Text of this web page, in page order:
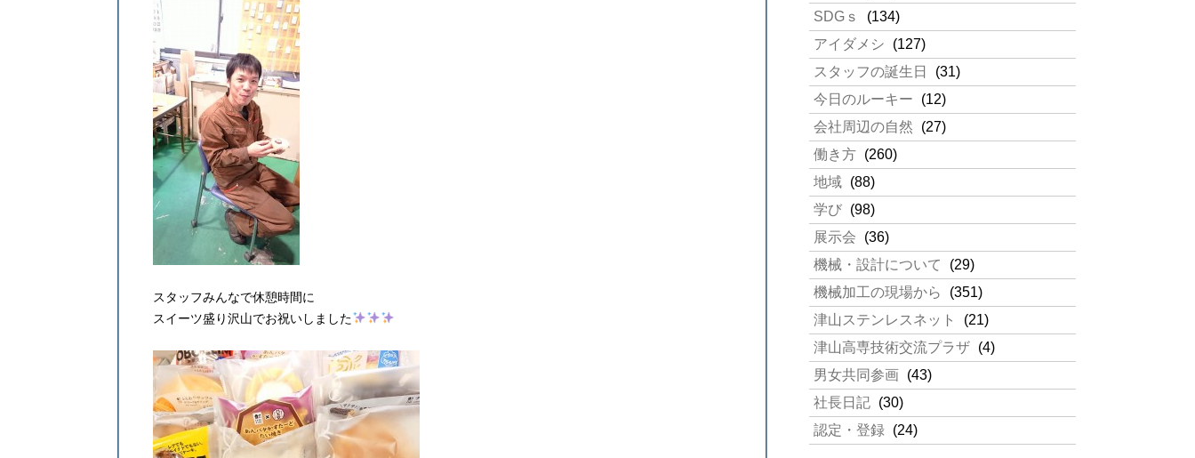
スタッフみんなで休憩時間に
スイーツ盛り沢山でお祝いしました
SDGｓ
(134)
アイダメシ
(127)
スタッフの誕生日
(31)
今日のルーキー
(12)
会社周辺の自然
(27)
働き方 (260)
地域 (88)
学び (98)
展示会
(36)
機械・設計について
(29)
機械加工の現場から
(351)
津山ステンレスネット
(21)
津山高専技術交流プラザ (4)
男女共同参画 (43)
社長日記 (30)
認定・登録 (24)